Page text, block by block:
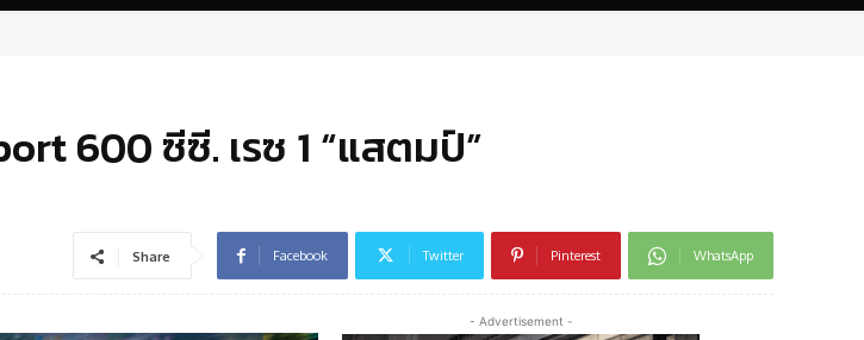
600 ซีซี. เรซ 1 “แสตมป์”
Share Facebook Twitter Pinterest WhatsApp
- Advertisement -